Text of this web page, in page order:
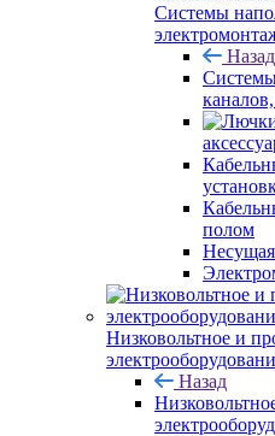
Системы
Назад
полом
Низковольтное и
Назад